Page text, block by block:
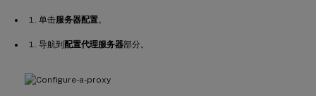
单击服务器配置。
导航到配置代理服务器部分。